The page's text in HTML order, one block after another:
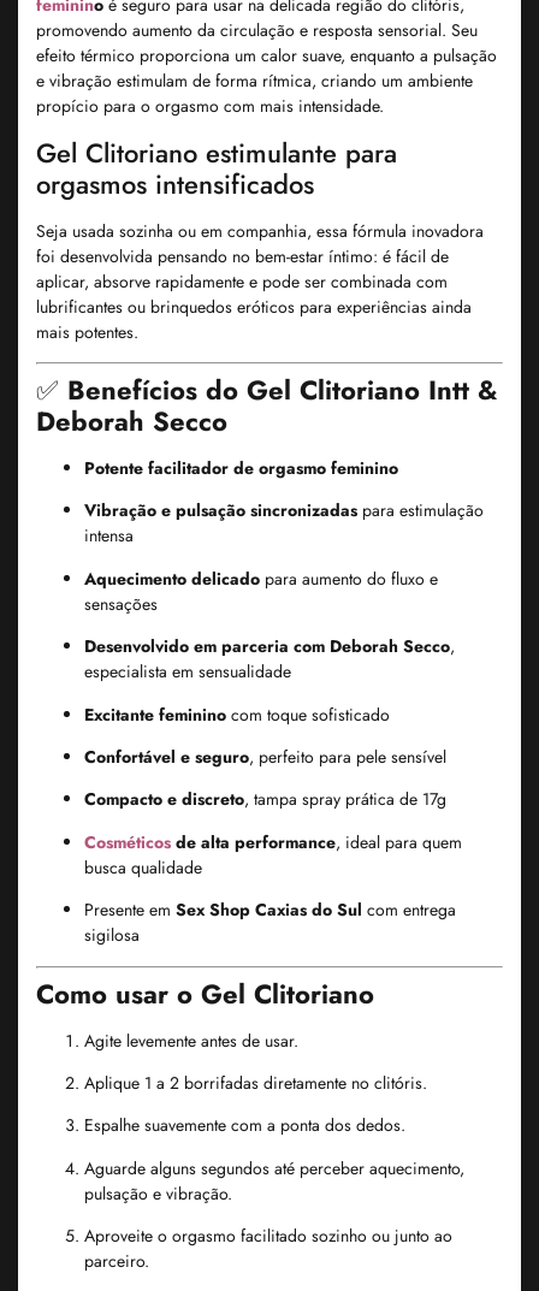
feminino é seguro para usar na delicada região do clitóris,
promovendo aumento da circulação e resposta sensorial. Seu
efeito térmico proporciona um calor suave, enquanto a pulsação
e vibração estimulam de forma rítmica, criando um ambiente
propício para o orgasmo com mais intensidade.
Gel Clitoriano estimulante para
orgasmos intensificados
Seja usada sozinha ou em companhia, essa fórmula inovadora
foi desenvolvida pensando no bem-estar íntimo: é fácil de
aplicar, absorve rapidamente e pode ser combinada com
lubrificantes ou brinquedos eróticos para experiências ainda
mais potentes.
✅ Benefícios do Gel Clitoriano Intt &
Deborah Secco
Potente facilitador de orgasmo feminino
Vibração e pulsação sincronizadas para estimulação
intensa
Aquecimento delicado para aumento do fluxo e
sensações
Desenvolvido em parceria com Deborah Secco,
especialista em sensualidade
Excitante feminino com toque sofisticado
Confortável e seguro, perfeito para pele sensível
Compacto e discreto, tampa spray prática de 17g
Cosméticos de alta performance, ideal para quem
busca qualidade
Presente em Sex Shop Caxias do Sul com entrega
sigilosa
Como usar o Gel Clitoriano
Agite levemente antes de usar.
Aplique 1 a 2 borrifadas diretamente no clitóris.
Espalhe suavemente com a ponta dos dedos.
Aguarde alguns segundos até perceber aquecimento,
pulsação e vibração.
Aproveite o orgasmo facilitado sozinho ou junto ao
parceiro.